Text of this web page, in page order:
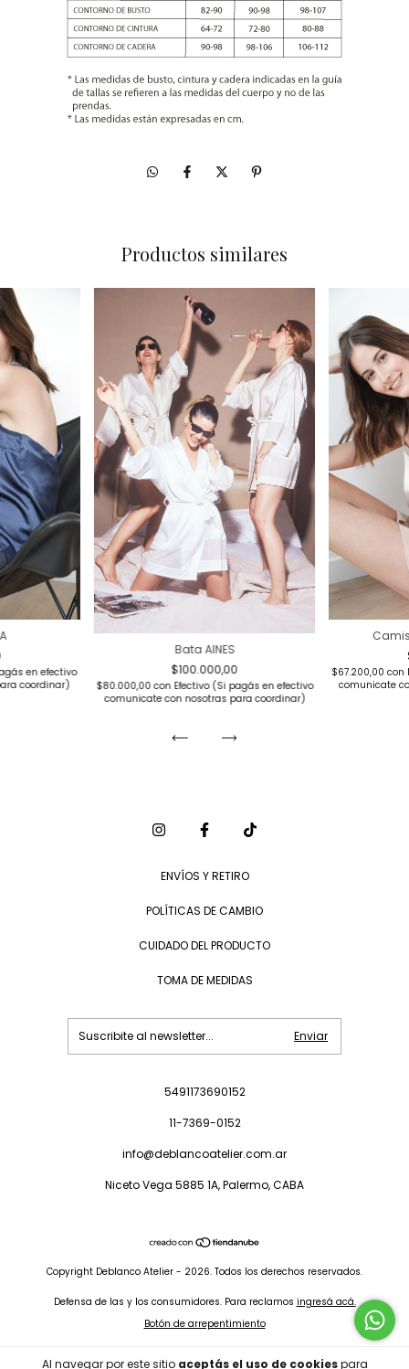
Al navegar por este sitio aceptás el uso de cookiespara
Productos similares
en efectivo
coordinar)
Bata AINES
$100.000,00
$80.000,00 con Efectivo (Si pagás en efectivo
comunicate con nosotras para coordinar)
$67.200,00con
comunicate
ENVÍOS Y RETIRO
POLÍTICAS DE CAMBIO
CUIDADO DEL PRODUCTO
TOMA DE MEDIDAS
5491173690152
11-7369-0152
info@deblancoatelier.com.ar
Niceto Vega 5885 1A, Palermo, CABA
Copyright Deblanco Atelier - 2026. Todos los derechos reservados.
Defensa de las y los consumidores. Para reclamos ingresá acá.
Botón de arrepentimiento